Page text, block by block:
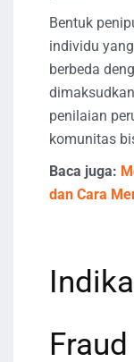
Bentuk
individu
berbeda
penilaian
komunitas
Baca juga:
dan Cara